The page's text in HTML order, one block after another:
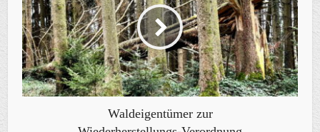
Waldeigentümer zur